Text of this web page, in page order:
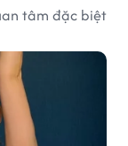
tâm đặc biệt